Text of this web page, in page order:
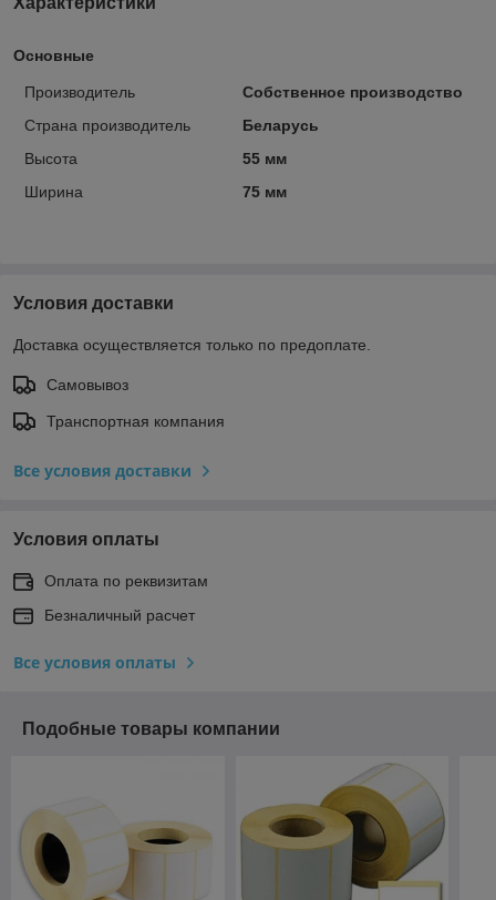
Основные
Производитель
Собственное производство
Страна производитель
Беларусь
Высота
55 мм
Ширина
75 мм
Условия доставки
Доставка осуществляется только по предоплате.
Самовывоз
Транспортная компания
Все условия доставки
Условия оплаты
Оплата по реквизитам
Безналичный расчет
Все условия оплаты
Подобные товары компании